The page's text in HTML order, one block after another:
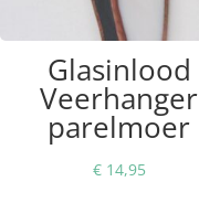
Glasinlood
Veerhanger
parelmoer
€14,95